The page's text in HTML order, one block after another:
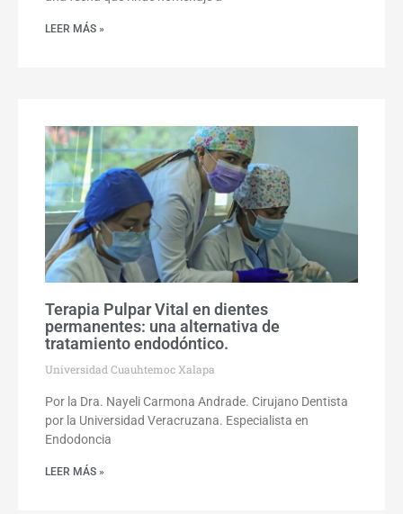
LEER MÁS »
Terapia Pulpar Vital en dientes
permanentes: una alternativa de
tratamiento endodóntico.
Universidad Cuauhtemoc Xalapa
Por la Dra. Nayeli Carmona Andrade. Cirujano Dentista
por la Universidad Veracruzana. Especialista en
Endodoncia
LEER MÁS »